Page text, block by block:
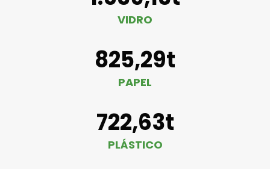
VIDRO
825,29t
PAPEL
722,63t
PLÁSTICO